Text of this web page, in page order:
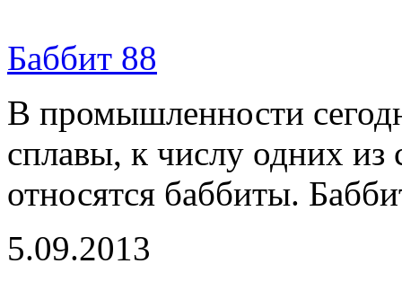
Баббит 88
В промышленности
сплавы, к числу одних
относятся баббиты.
5.09.2013